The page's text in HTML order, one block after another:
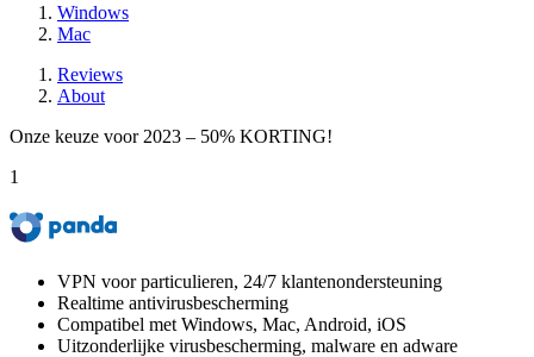
Windows
Mac
Reviews
About
Onze keuze voor 2023 – 50% KORTING!
1
VPN voor particulieren, 24/7 klantenondersteuning
Realtime antivirusbescherming
Compatibel met Windows, Mac, Android, iOS
Uitzonderlijke virusbescherming, malware en adware